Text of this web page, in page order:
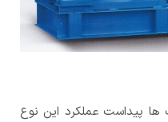
پیداست عملکرد این نوع